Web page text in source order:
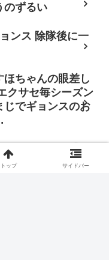
のずるい
ンス 除隊後に一
ちゃんの眼差し
クサセ毎シーズン
じでギョンスのお
りません。僕は
、歌手と俳優双方
トップ サイドバー